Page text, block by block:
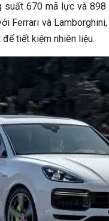
670 mã lực và
Ferrari và
tiết kiệm nhiên liệu.